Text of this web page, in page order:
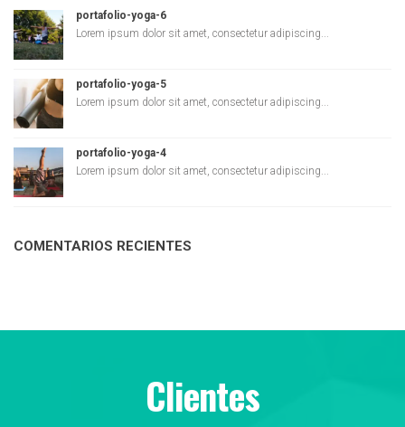
portafolio-yoga-6
Lorem ipsum dolor sit amet, consectetur adipiscing...
portafolio-yoga-5
Lorem ipsum dolor sit amet, consectetur adipiscing...
portafolio-yoga-4
Lorem ipsum dolor sit amet, consectetur adipiscing...
COMENTARIOS RECIENTES
Clientes